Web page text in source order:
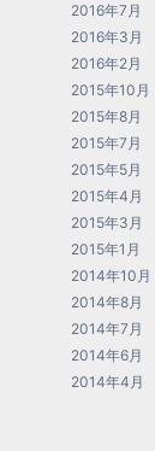
2016年7月
2016年3月
2016年2月
2015年10月
2015年8月
2015年7月
2015年5月
2015年4月
2015年3月
2015年1月
2014年10月
2014年8月
2014年7月
2014年6月
2014年4月